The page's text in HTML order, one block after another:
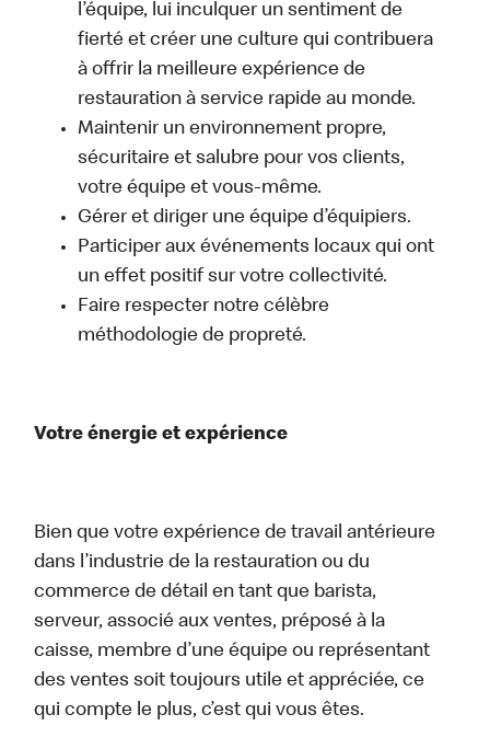
l’équipe, lui inculquer un sentiment de
fierté et créer une culture qui contribuera
à offrir la meilleure expérience de
restauration à service rapide au monde.
Maintenir un environnement propre,
sécuritaire et salubre pour vos clients,
votre équipe et vous-même.
Gérer et diriger une équipe d’équipiers.
Participer aux événements locaux qui ont
un effet positif sur votre collectivité.
Faire respecter notre célèbre
méthodologie de propreté.
Votre énergie et expérience
Bien que votre expérience de travail antérieure
dans l’industrie de la restauration ou du
commerce de détail en tant que barista,
serveur, associé aux ventes, préposé à la
caisse, membre d’une équipe ou représentant
des ventes soit toujours utile et appréciée, ce
qui compte le plus, c’est qui vous êtes.